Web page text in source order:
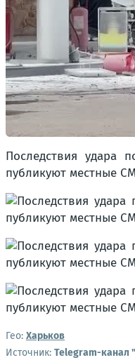
Последствия удара
публикуют местные
Гео: Харьков
Источник: Telegram-канал